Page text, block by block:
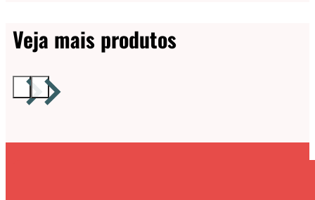
Veja mais produtos